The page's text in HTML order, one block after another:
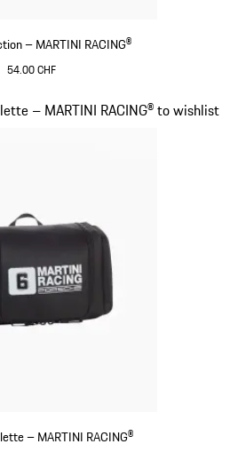
– MARTINI RACING®
54.00 CHF
– MARTINI RACING®
– MARTINI RACING® to wishlist